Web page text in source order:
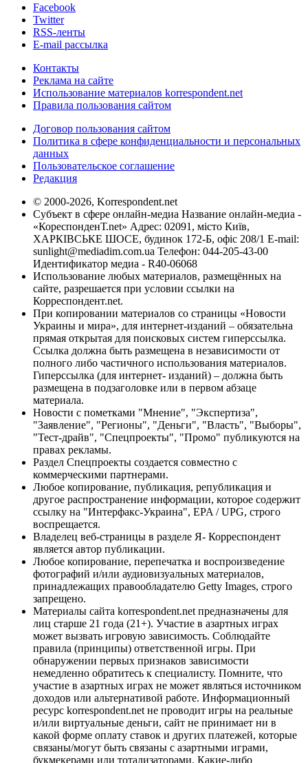
Facebook
Twitter
RSS-ленты
E-mail рассылка
Контакты
Реклама на сайте
Использование материалов korrespondent.net
Правила пользования сайтом
Договор пользования сайтом
Политика в сфере конфиденциальности и персональных
данных
Пользовательское соглашение
Редакция
© 2000-2026, Korrespondent.net
Субъект в сфере онлайн-медиа Название онлайн-медиа -
«КореспонденТ.net» Адрес: 02091, місто Київ,
ХАРКІВСЬКЕ ШОСЕ, будинок 172-Б, офіс 208/1 E-mail:
sunlight@mediadim.com.ua Телефон: 044-205-43-00
Идентификатор медиа - R40-06068
Использование любых материалов, размещённых на
сайте, разрешается при условии ссылки на
Корреспондент.net.
При копировании материалов со страницы «Новости
Украины и мира», для интернет-изданий – обязательна
прямая открытая для поисковых систем гиперссылка.
Ссылка должна быть размещена в независимости от
полного либо частичного использования материалов.
Гиперссылка (для интернет- изданий) – должна быть
размещена в подзаголовке или в первом абзаце
материала.
Новости с пометками "Мнение", "Экспертиза",
"Заявление", "Регионы", "Деньги", "Власть", "Выборы",
"Тест-драйв", "Спецпроекты", "Промо" публикуются на
правах рекламы.
Раздел Спецпроекты создается совместно с
коммерческими партнерами.
Любое копирование, публикация, републикация и
другое распространение информации, которое содержит
ссылку на "Интерфакс-Украина", EPA / UPG, строго
воспрещается.
Владелец веб-страницы в разделе Я- Корреспондент
является автор публикации.
Любое копирование, перепечатка и воспроизведение
фотографий и/или аудиовизуальных материалов,
принадлежащих правообладателю Getty Images, строго
запрещено.
Материалы сайта korrespondent.net предназначены для
лиц старше 21 года (21+). Участие в азартных играх
может вызвать игровую зависимость. Соблюдайте
правила (принципы) ответственной игры. При
обнаружении первых признаков зависимости
немедленно обратитесь к специалисту. Помните, что
участие в азартных играх не может являться источником
доходов или альтернативой работе. Информационный
ресурс korrespondent.net не проводит игры на реальные
и/или виртуальные деньги, сайт не принимает ни в
какой форме оплату ставок и других платежей, которые
связаны/могут быть связаны с азартными играми,
букмекерами или тотализаторами. Какие-либо